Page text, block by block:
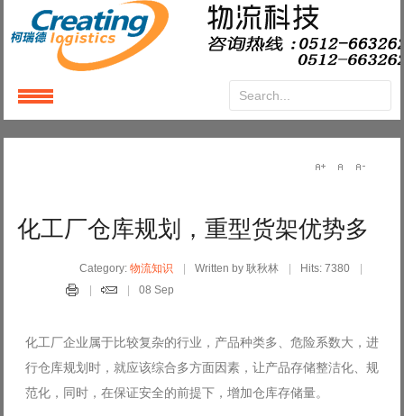
化工厂仓库规划，重型货架优势多
Category:物流知识 Written by 耿秋林
Hits: 7380
08 Sep
化工厂企业属于比较复杂的行业，产品种类多、危险系数大，进
行仓库规划时，就应该综合多方面因素，让产品存储整洁化、规
范化，同时，在保证安全的前提下，增加仓库存储量。
LoginorRegister